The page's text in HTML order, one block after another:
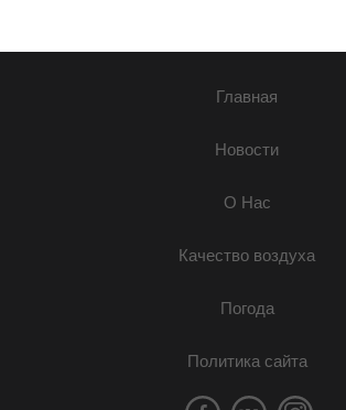
Главная
Новости
О Нас
Качество воздуха
Погода
Политика сайта